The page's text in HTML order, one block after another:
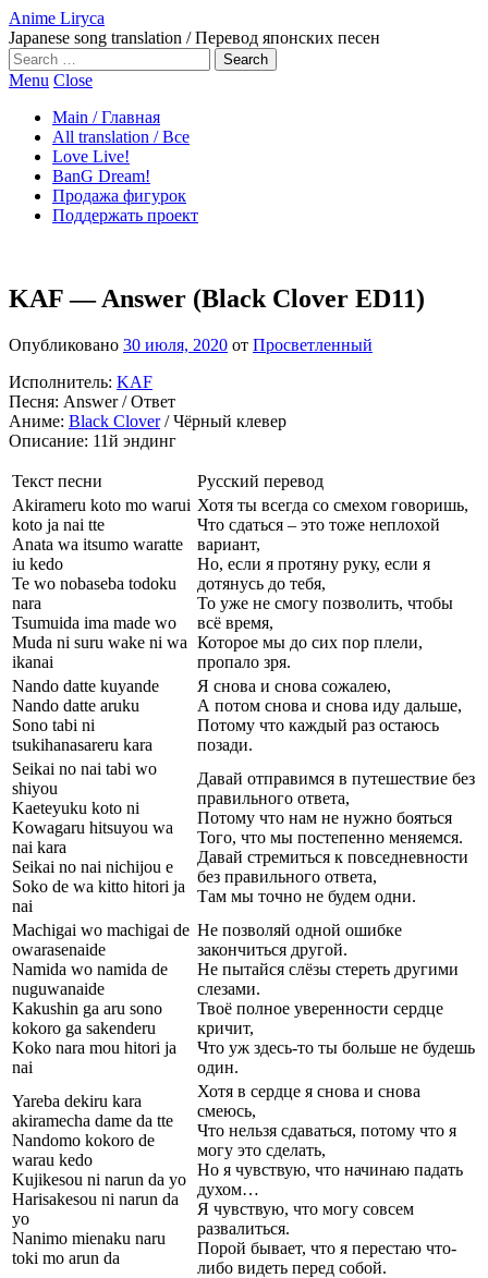
Anime Liryca
Japanese song translation / Перевод японских песен
Search
on:
Menu Close
Main / Главная
All translation / Все
Love Live!
BanG Dream!
Продажа фигурок
Поддержать проект
KAF — Answer (Black Clover ED11)
Опубликовано 30 июля, 2020 от Просветленный
Исполнитель: KAF
Песня: Answer / Ответ
Аниме: Black Clover/ Чёрный клевер
Описание: 11й эндинг
Текст песни
Русский перевод
Akirameru koto mo warui
koto ja nai tte
Anata wa itsumo waratte
iu kedo
Te wo nobaseba todoku
nara
Tsumuida ima made wo
Muda ni suru wake ni wa
ikanai
Хотя ты всегда со смехом говоришь,
Что сдаться – это тоже неплохой
вариант,
Но, если я протяну руку, если я
дотянусь до тебя,
То уже не смогу позволить, чтобы
всё время,
Которое мы до сих пор плели,
пропало зря.
Nando datte kuyande
Nando datte aruku
Sono tabi ni
tsukihanasareru kara
Я снова и снова сожалею,
А потом снова и снова иду дальше,
Потому что каждый раз остаюсь
позади.
Seikai no nai tabi wo
shiyou
Kaeteyuku koto ni
Kowagaru hitsuyou wa
nai kara
Seikai no nai nichijou e
Soko de wa kitto hitori ja
nai
Давай отправимся в путешествие без
правильного ответа,
Потому что нам не нужно бояться
Того, что мы постепенно меняемся.
Давай стремиться к повседневности
без правильного ответа,
Там мы точно не будем одни.
Machigai wo machigai de
owarasenaide
Namida wo namida de
nuguwanaide
Kakushin ga aru sono
kokoro ga sakenderu
Koko nara mou hitori ja
nai
Не позволяй одной ошибке
закончиться другой.
Не пытайся слёзы стереть другими
слезами.
Твоё полное уверенности сердце
кричит,
Что уж здесь-то ты больше не будешь
один.
Yareba dekiru kara
akiramecha dame da tte
Nandomo kokoro de
warau kedo
Kujikesou ni narun da yo
Harisakesou ni narun da
yo
Nanimo mienaku naru
toki mo arun da
Хотя в сердце я снова и снова
смеюсь,
Что нельзя сдаваться, потому что я
могу это сделать,
Но я чувствую, что начинаю падать
духом…
Я чувствую, что могу совсем
развалиться.
Порой бывает, что я перестаю что-
либо видеть перед собой.